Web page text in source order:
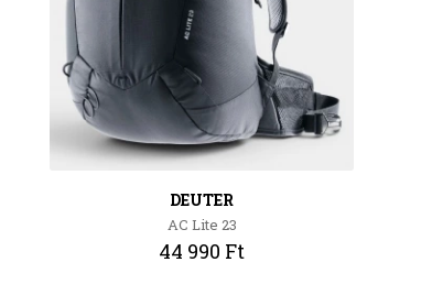
DEUTER
AC Lite 23
44 990 Ft